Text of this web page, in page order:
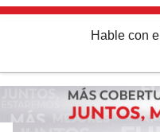
Hable con el